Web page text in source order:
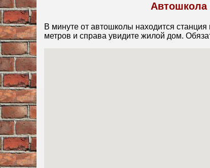
Автошкола
В минуте от автошколы находится
метров и справа увидите жилой дом.